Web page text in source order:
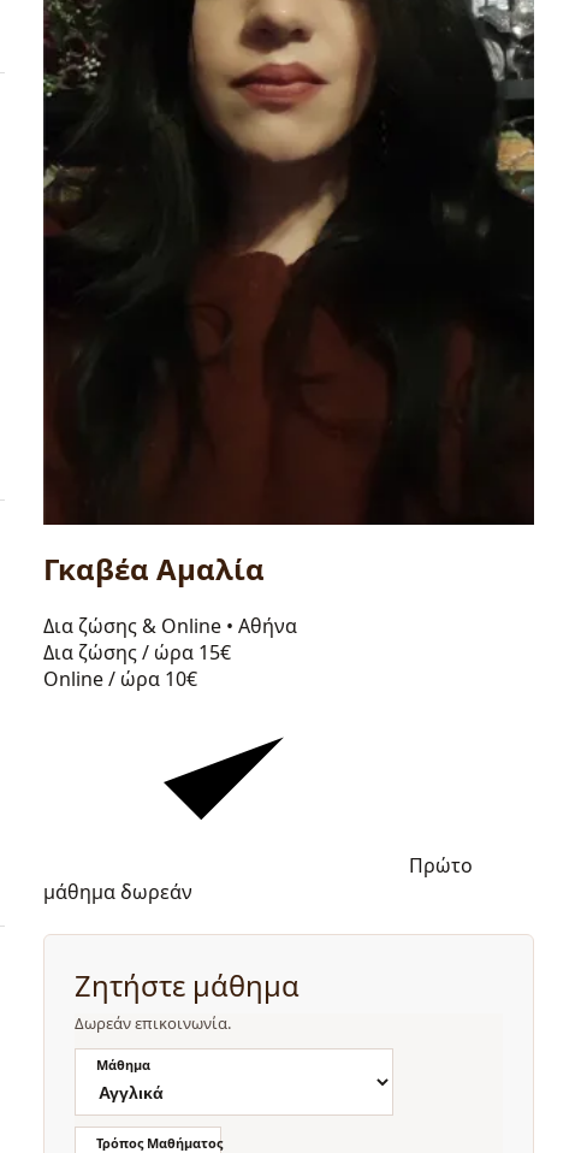
Γκαβέα Αμαλία
Δια ζώσης & Online • Αθήνα
Δια ζώσης / ώρα 15€
Online / ώρα 10€
Πρώτο
μάθημα δωρεάν
Ζητήστε μάθημα
Δωρεάν επικοινωνία.
Μάθημα
Τρόπος Μαθήματος